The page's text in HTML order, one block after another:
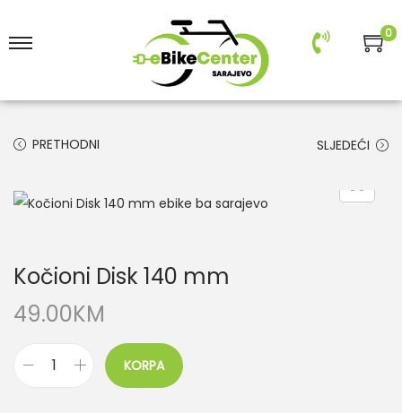
0
PRETHODNI SLJEDEĆI
Kočioni Disk 140 mm
49.00KM
KORPA